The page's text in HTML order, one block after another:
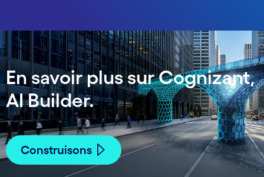
En savoir plus sur Cognizant,
AI Builder.
Construisons